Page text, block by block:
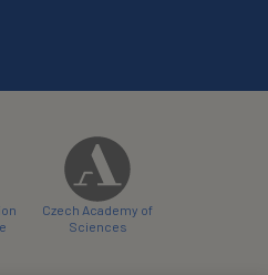
Czech Academy of
Sciences